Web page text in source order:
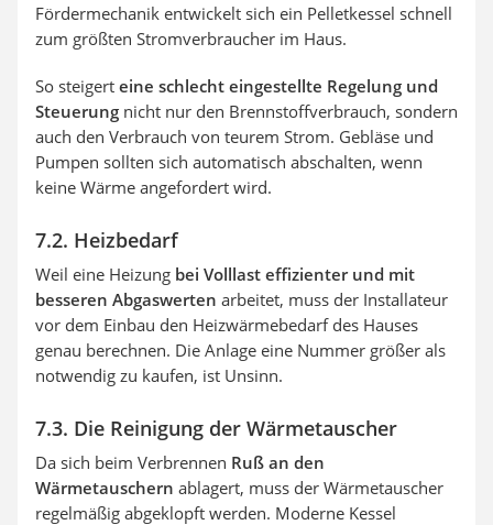
Fördermechanik entwickelt sich ein Pelletkessel schnell
zum größten Stromverbraucher im Haus.
So steigert eine schlecht eingestellte Regelung und
Steuerung nicht nur den Brennstoffverbrauch, sondern
auch den Verbrauch von teurem Strom. Gebläse und
Pumpen sollten sich automatisch abschalten, wenn
keine Wärme angefordert wird.
7.2. Heizbedarf
Weil eine Heizung bei Volllast effizienter und mit
besseren Abgaswerten arbeitet, muss der Installateur
vor dem Einbau den Heizwärmebedarf des Hauses
genau berechnen. Die Anlage eine Nummer größer als
notwendig zu kaufen, ist Unsinn.
7.3. Die Reinigung der Wärmetauscher
Da sich beim Verbrennen Ruß an den
Wärmetauschern ablagert, muss der Wärmetauscher
regelmäßig abgeklopft werden. Moderne Kessel